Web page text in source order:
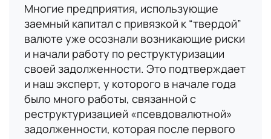
Многие предприятия, использующие
заемный капитал с привязкой к “твердой”
валюте уже осознали возникающие риски
и начали работу по реструктуризации
своей задолженности. Это подтверждает
и наш эксперт, у которого в начале года
было много работы, связанной с
реструктуризацией «псевдовалютной»
задолженности, которая после первого
Согласиена обработку персональных данных